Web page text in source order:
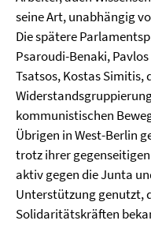
seine Art, unabhängig
Die spätere
Psaroudi-Benaki,
Tsatsos, Kostas Simitis,
kommunistischen
Übrigen in West-Berlin
trotz ihrer
aktiv gegen die Junta
Unterstützung genutzt,
Solidaritätskräften